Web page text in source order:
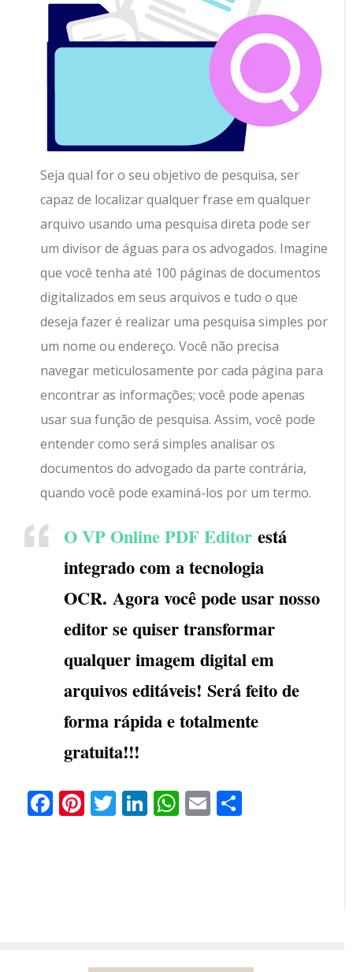
Seja qual for o seu objetivo de pesquisa, ser
capaz de localizar qualquer frase em qualquer
arquivo usando uma pesquisa direta pode ser
um divisor de águas para os advogados. Imagine
que você tenha até 100 páginas de documentos
digitalizados em seus arquivos e tudo o que
deseja fazer é realizar uma pesquisa simples por
um nome ou endereço. Você não precisa
navegar meticulosamente por cada página para
encontrar as informações; você pode apenas
usar sua função de pesquisa. Assim, você pode
entender como será simples analisar os
documentos do advogado da parte contrária,
quando você pode examiná-los por um termo.
O VP Online PDF Editor está
integrado com a tecnologia
OCR. Agora você pode usar nosso
editor se quiser transformar
qualquer imagem digital em
arquivos editáveis! Será feito de
forma rápida e totalmente
gratuita!!!
Facebook
Pinterest
Twitter
LinkedIn
WhatsApp
Email